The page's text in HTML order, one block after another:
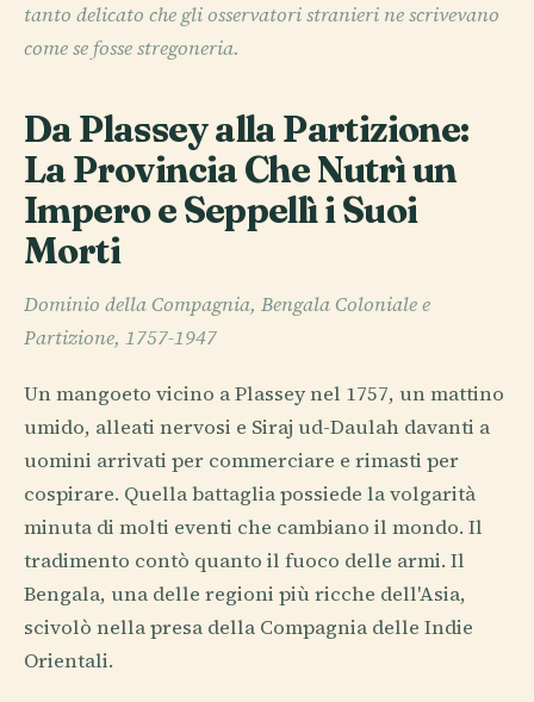
tanto delicato che gli osservatori stranieri ne scrivevano
come se fosse stregoneria.
Da Plassey alla Partizione:
La Provincia Che Nutrì un
Impero e Seppellì i Suoi
Morti
Dominio della Compagnia, Bengala Coloniale e
Partizione, 1757-1947
Un mangoeto vicino a Plassey nel 1757, un mattino
umido, alleati nervosi e Siraj ud-Daulah davanti a
uomini arrivati per commerciare e rimasti per
cospirare. Quella battaglia possiede la volgarità
minuta di molti eventi che cambiano il mondo. Il
tradimento contò quanto il fuoco delle armi. Il
Bengala, una delle regioni più ricche dell'Asia,
scivolò nella presa della Compagnia delle Indie
Orientali.